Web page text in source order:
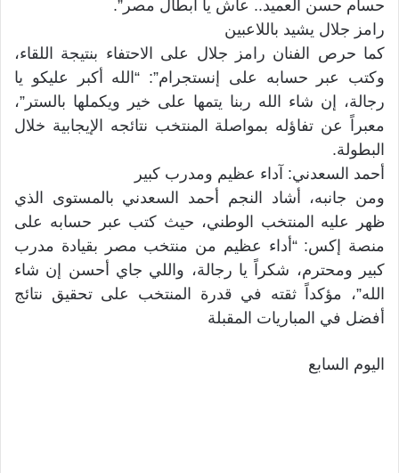
حسام حسن العميد.. عاش يا أبطال مصر”.
رامز جلال يشيد باللاعبين
كما حرص الفنان رامز جلال على الاحتفاء بنتيجة اللقاء،
وكتب عبر حسابه على إنستجرام”: “الله أكبر عليكو يا
رجالة، إن شاء الله ربنا يتمها على خير ويكملها بالستر”،
معبراً عن تفاؤله بمواصلة المنتخب نتائجه الإيجابية خلال
البطولة.
أحمد السعدني: آداء عظيم ومدرب كبير
ومن جانبه، أشاد النجم أحمد السعدني بالمستوى الذي
ظهر عليه المنتخب الوطني، حيث كتب عبر حسابه على
منصة إكس: “أداء عظيم من منتخب مصر بقيادة مدرب
كبير ومحترم، شكراً يا رجالة، واللي جاي أحسن إن شاء
الله”، مؤكداً ثقته في قدرة المنتخب على تحقيق نتائج
أفضل في المباريات المقبلة
اليوم السابع